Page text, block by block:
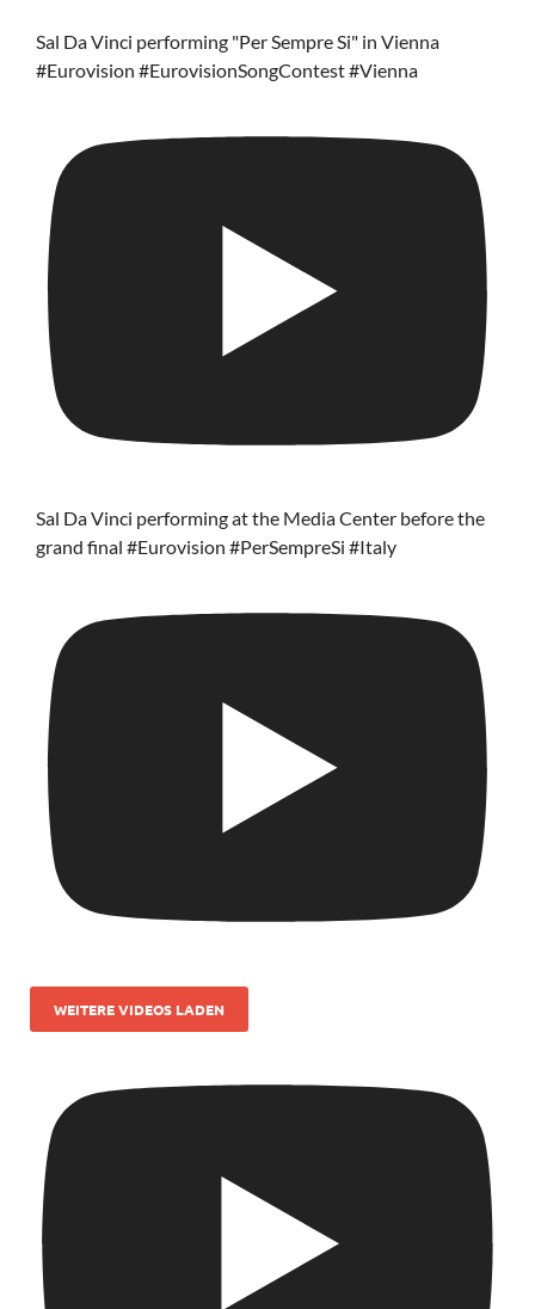
Sal Da Vinci performing "Per Sempre Si" in Vienna
#Eurovision #EurovisionSongContest #Vienna
Sal Da Vinci performing at the Media Center before the
grand final #Eurovision #PerSempreSi #Italy
WEITERE VIDEOS LADEN